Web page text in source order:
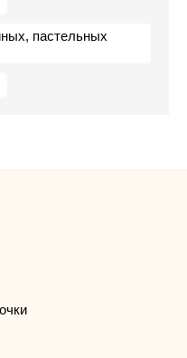
пастельных